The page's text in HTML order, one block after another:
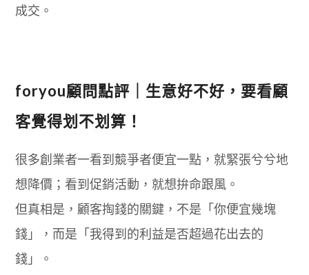
成交。
foryou顧問點評｜生意好不好，要看顧
客覺得划不划算！
很多創業者一看到競爭者便宜一點，就緊張兮兮地
想降價；看到促銷活動，就想拚命跟風。
但真相是，顧客掏錢的關鍵，不是「你便宜幾塊
錢」，而是「我得到的利益是否超過花出去的
錢」。